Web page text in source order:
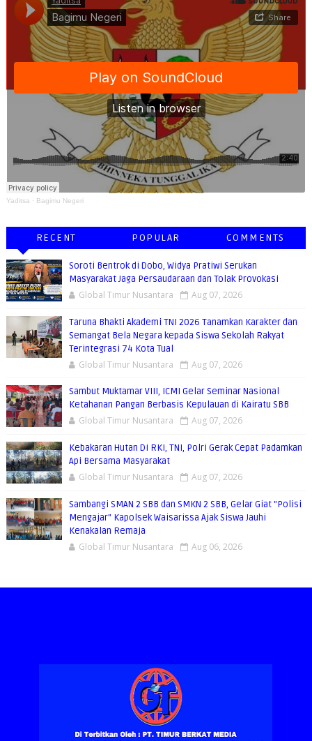
Yaditsa · Bagimu Negeri
RECENT POPULAR COMMENTS
Soroti Bentrok di Dobo, Widya Pratiwi Serukan
Masyarakat Jaga Persaudaraan dan Tolak Provokasi
Global Timur Nusantara Aug 07, 2026
Taruna Bhakti Akademi TNI 2026 Tanamkan Karakter dan
Semangat Bela Negara kepada Siswa Sekolah Rakyat
Terintegrasi 74 Kota Tual
Global Timur Nusantara Aug 07, 2026
Sambut Muktamar VIII, ICMI Gelar Seminar Nasional
Ketahanan Pangan Berbasis Kepulauan di Kairatu SBB
Global Timur Nusantara Aug 07, 2026
Kebakaran Hutan Di RKI, TNI, Polri Gerak Cepat Padamkan
Api Bersama Masyarakat
Global Timur Nusantara Aug 07, 2026
Sambangi SMAN 2 SBB dan SMKN 2 SBB, Gelar Giat "Polisi
Mengajar" Kapolsek Waisarissa Ajak Siswa Jauhi
Kenakalan Remaja
Global Timur Nusantara Aug 06, 2026